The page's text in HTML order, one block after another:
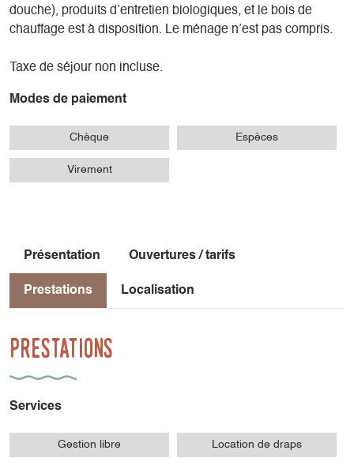
douche), produits d’entretien biologiques, et le bois de
chauffage est à disposition. Le ménage n’est pas compris.
Taxe de séjour non incluse.
Modes de paiement
Chèque Espèces
Virement
Présentation Ouvertures / tarifs
Prestations Localisation
Prestations
Services
Gestion libre Location de draps